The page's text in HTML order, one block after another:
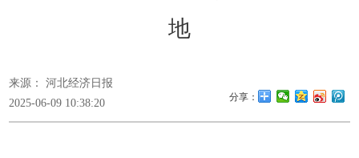
地
来源： 河北经济日报
2025-06-09 10:38:20
分享：